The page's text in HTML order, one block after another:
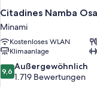
Citadines Namba
Minami
Kostenloses WLAN
Klimaanlage
9.6
von
9,6 Außergewöhnlich
1.719 Bewertungen